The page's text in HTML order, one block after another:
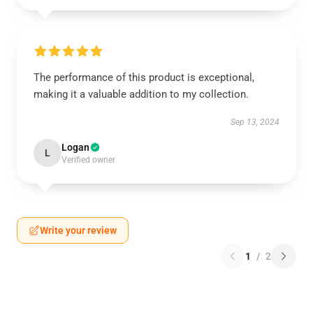
The performance of this product is exceptional,
making it a valuable addition to my collection.
Sep 13, 2024
L Logan
Verified owner
Write your review
1 / 2